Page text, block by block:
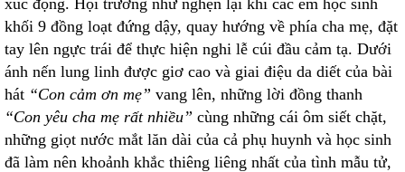
xúc động. Hội trường như nghẹn lại khi các em học sinh
khối 9 đồng loạt đứng dậy, quay hướng về phía cha mẹ, đặt
tay lên ngực trái để thực hiện nghi lễ cúi đầu cảm tạ. Dưới
ánh nến lung linh được giơ cao và giai điệu da diết của bài
hát “Con cảm ơn mẹ” vang lên, những lời đồng thanh
“Con yêu cha mẹ rất nhiều” cùng những cái ôm siết chặt,
những giọt nước mắt lăn dài của cả phụ huynh và học sinh
đã làm nên khoảnh khắc thiêng liêng nhất của tình mẫu tử,